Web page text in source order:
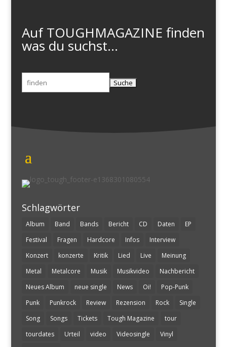
Auf TOUGHMAGAZINE finden
was du suchst...
Suchen
nach:
Schlagwörter
Album Band Bands Bericht CD Daten
EP
Festival
Fragen Hardcore Infos
Interview
Konzert
konzerte Kritik Lied Live
Meinung
Metal
Metalcore Musik Musikvideo
Nachbericht
Neues Album
neue single News Oi!
Pop-Punk
Punk
Punkrock Review Rezension Rock
Single
Song
Songs Tickets Tough Magazine
tour
tourdates
Urteil video Videosingle
Vinyl